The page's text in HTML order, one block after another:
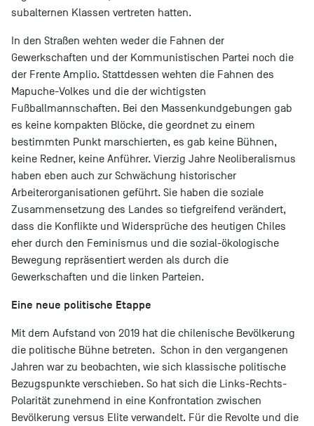
subalternen Klassen vertreten hatten.
In den Straßen wehten weder die Fahnen der
Gewerkschaften und der Kommunistischen Partei noch die
der Frente Amplio. Stattdessen wehten die Fahnen des
Mapuche-Volkes und die der wichtigsten
Fußballmannschaften. Bei den Massenkundgebungen gab
es keine kompakten Blöcke, die geordnet zu einem
bestimmten Punkt marschierten, es gab keine Bühnen,
keine Redner, keine Anführer. Vierzig Jahre Neoliberalismus
haben eben auch zur Schwächung historischer
Arbeiterorganisationen geführt. Sie haben die soziale
Zusammensetzung des Landes so tiefgreifend verändert,
dass die Konflikte und Widersprüche des heutigen Chiles
eher durch den Feminismus und die sozial-ökologische
Bewegung repräsentiert werden als durch die
Gewerkschaften und die linken Parteien.
Eine neue politische Etappe
Mit dem Aufstand von 2019 hat die chilenische Bevölkerung
die politische Bühne betreten. Schon in den vergangenen
Jahren war zu beobachten, wie sich klassische politische
Bezugspunkte verschieben. So hat sich die Links-Rechts-
Polarität zunehmend in eine Konfrontation zwischen
Bevölkerung versus Elite verwandelt. Für die Revolte und die